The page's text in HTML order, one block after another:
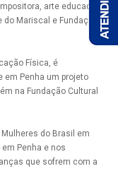
arte educadora
Mariscal e Fundação
Física, é
em Penha um projeto
na Fundação Cultural
do Brasil em
Penha e nos
que sofrem com a